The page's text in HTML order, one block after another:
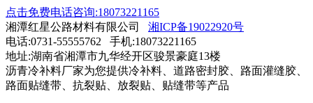
点击免费电话咨询:18073221165
湘潭红星公路材料有限公司 湘ICP备19022920号
电话:0731-55555762 手机:18073221165
地址:湖南省湘潭市九华经开区骏景豪庭13楼
沥青冷补料厂家为您提供冷补料、道路密封胶、路面灌缝胶、
路面贴缝带、抗裂贴、放裂贴、贴缝带等产品